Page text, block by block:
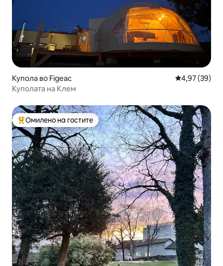
Купола во Figeac Просечна
4,97 (39)
Куполата на Клем
Меѓу најуспешните „Омилени на гостите“
Омилено на гостите